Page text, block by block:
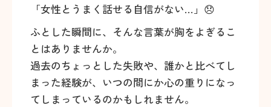
「女性とうまく話せる自信がない…」😞
ふとした瞬間に、そんな言葉が胸をよぎるこ
とはありませんか。
過去のちょっとした失敗や、誰かと比べてし
まった経験が、いつの間にか心の重りになっ
てしまっているのかもしれません。